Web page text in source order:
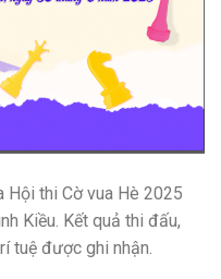
Hội thi Cờ vua Hè 2025
Kiều. Kết quả thi đấu,
tuệ được ghi nhận.